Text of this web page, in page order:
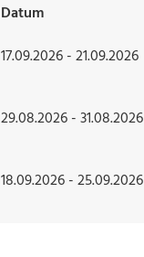
Datum
17.09.2026 - 21.09.2026
29.08.2026 - 31.08.2026
18.09.2026 - 25.09.2026